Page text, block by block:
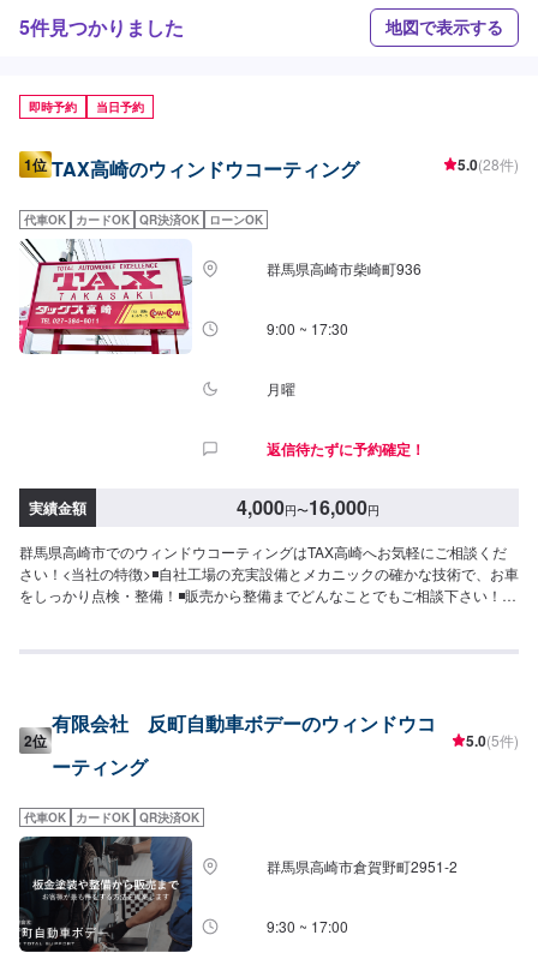
5件見つかりました 地図で表示する
即時予約 当日予約
1位 TAX高崎のウィンドウコーティング 5.0(28件)
代車OK カードOK QR決済OK ローンOK
群馬県高崎市柴崎町936
9:00 ~ 17:30
月曜
返信待たずに予約確定！
実績金額 4,000円〜16,000円
群馬県高崎市でのウィンドウコーティングはTAX高崎へお気軽にご相談くだ
さい！<当社の特徴>◾自社工場の充実設備とメカニックの確かな技術で、お車
をしっかり点検・整備！◾販売から整備までどんなことでもご相談下さい！
>★安く済ませたい…★時間があまり取れない…★車が動かなくなってしまっ
車-----納期について-----納期は通常2日～3日程度で納車となります。(要相談)
納期は前後する場合がございます。予めご了承ください。-----代車について---
--無料の代車をご用意しています。お車の作業中は代車をご利用ください。※
付方法-----入庫の際はお気をつけてお越しください。駐車スペースは事務所前
の空いているスペースに駐車してください。受付はスタッフへ「メンテモで
予約しました」とお伝えください。ご案内いたします。【定休日・営業時
間】定休日：月曜日営業時間：9:00~19:00※日曜日のみ9:00~18:00
2位
有限会社 反町自動車ボデーのウィンドウコ
ーティング
5.0(5件)
代車OK カードOK QR決済OK
群馬県高崎市倉賀野町2951‐2
9:30 ~ 17:00